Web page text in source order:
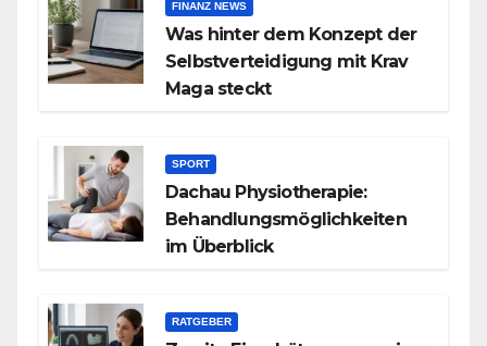
FINANZ NEWS
Was hinter dem Konzept der
Selbstverteidigung mit Krav
Maga steckt
SPORT
Dachau Physiotherapie:
Behandlungsmöglichkeiten
im Überblick
RATGEBER